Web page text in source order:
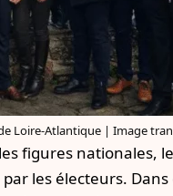
Loire-Atlantique | Image
figures nationales,
les électeurs. Dans